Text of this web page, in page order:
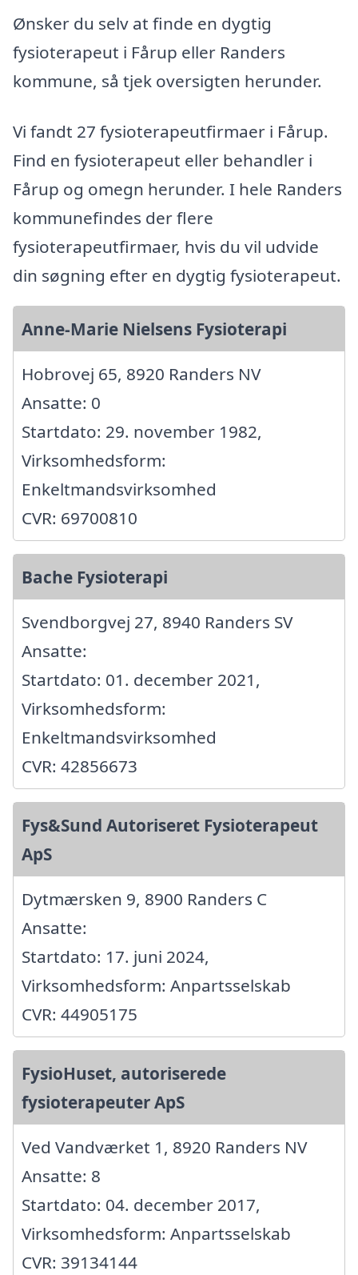
Ønsker du selv at finde en dygtig
fysioterapeut i Fårup eller Randers
kommune, så tjek oversigten herunder.
Vi fandt 27 fysioterapeutfirmaer i Fårup.
Find en fysioterapeut eller behandler i
Fårup og omegn herunder. I hele Randers
kommunefindes der flere
fysioterapeutfirmaer, hvis du vil udvide
din søgning efter en dygtig fysioterapeut.
Anne-Marie Nielsens Fysioterapi
Hobrovej 65, 8920 Randers NV
Ansatte: 0
Startdato: 29. november 1982,
Virksomhedsform:
Enkeltmandsvirksomhed
CVR: 69700810
Bache Fysioterapi
Svendborgvej 27, 8940 Randers SV
Ansatte:
Startdato: 01. december 2021,
Virksomhedsform:
Enkeltmandsvirksomhed
CVR: 42856673
Fys&Sund Autoriseret Fysioterapeut
ApS
Dytmærsken 9, 8900 Randers C
Ansatte:
Startdato: 17. juni 2024,
Virksomhedsform: Anpartsselskab
CVR: 44905175
FysioHuset, autoriserede
fysioterapeuter ApS
Ved Vandværket 1, 8920 Randers NV
Ansatte: 8
Startdato: 04. december 2017,
Virksomhedsform: Anpartsselskab
CVR: 39134144